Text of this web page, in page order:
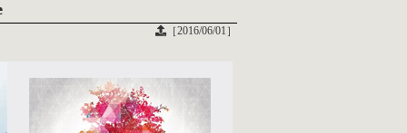
［2016/06/01］